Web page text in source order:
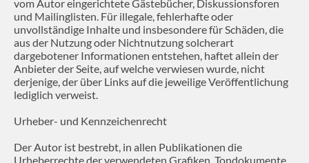
vom Autor eingerichtete Gästebücher, Diskussionsforen
und Mailinglisten. Für illegale, fehlerhafte oder
unvollständige Inhalte und insbesondere für Schäden, die
aus der Nutzung oder Nichtnutzung solcherart
dargebotener Informationen entstehen, haftet allein der
Anbieter der Seite, auf welche verwiesen wurde, nicht
derjenige, der über Links auf die jeweilige Veröffentlichung
lediglich verweist.
Urheber- und Kennzeichenrecht
Der Autor ist bestrebt, in allen Publikationen die
Urheberrechte der verwendeten Grafiken, Tondokumente,